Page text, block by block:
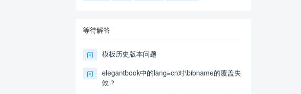
等待解答
问 模板历史版本问题
问
elegantbook中的lang=cn对\bibname的覆盖失
效？